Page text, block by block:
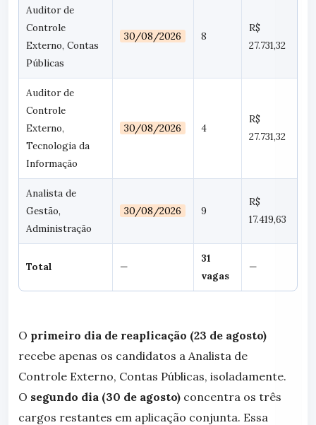
Auditor de
Controle
Externo, Contas
Públicas
30/08/2026 8
R$
27.731,32
Auditor de
Controle
Externo,
Tecnologia da
Informação
30/08/2026 4
R$
27.731,32
Analista de
Gestão,
Administração
30/08/2026 9
R$
17.419,63
Total —
31
vagas
—
O primeiro dia de reaplicação (23 de agosto)
recebe apenas os candidatos a Analista de
Controle Externo, Contas Públicas, isoladamente.
O segundo dia (30 de agosto) concentra os três
cargos restantes em aplicação conjunta. Essa